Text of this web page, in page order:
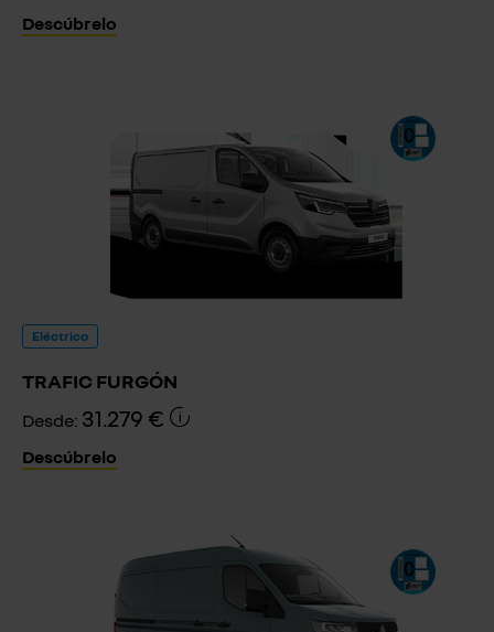
Descúbrelo
Eléctrico
TRAFIC FURGÓN
Desde: 31.279 €
Descúbrelo